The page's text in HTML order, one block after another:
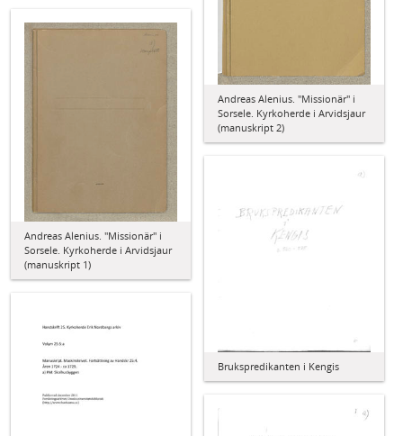
Andreas Alenius. "Missionär" i
Sorsele. Kyrkoherde i Arvidsjaur
(manuskript 2)
Andreas Alenius. "Missionär" i
Sorsele. Kyrkoherde i Arvidsjaur
(manuskript 1)
Brukspredikanten i Kengis